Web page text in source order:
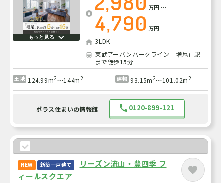
もっと見る
万円～
4,790 万円
3LDK
東武アーバンパークライン「増尾」駅
まで徒歩15分
土地 124.99m2～144m2 建物 93.15m2～101.02m2
ポラス住まいの情報館 0120-899-121
NEW 新築一戸建て
リーズン流山・豊四季 フ
ィールスクエア